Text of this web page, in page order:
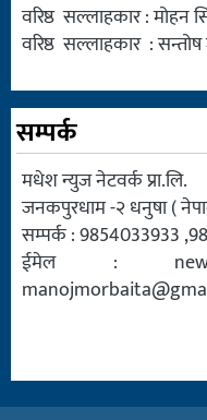
वरिष्ठ सल्लाहकार : मोहन
वरिष्ठ सल्लाहकार :
सम्पर्क
मधेश न्युज नेटवर्क प्रा.लि.
जनकपुरधाम -२ धनुषा (
सम्पर्क : 9854033933
ईमेल :